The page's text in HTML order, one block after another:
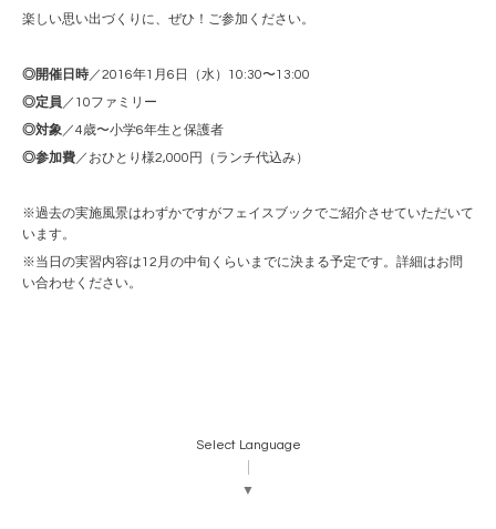
楽しい思い出づくりに、ぜひ！ご参加ください。
◎開催日時／2016年1月6日（水）10:30〜13:00
◎定員 ／10ファミリー
◎対象／4歳〜小学6年生と保護者
◎参加費／おひとり様2,000円（ランチ代込み）
※過去の実施風景はわずかですがフェイスブックでご紹介させていただいて
います。
※当日の実習内容は12月の中旬くらいまでに決まる予定です。詳細はお問
い合わせください。
Select Language
▼